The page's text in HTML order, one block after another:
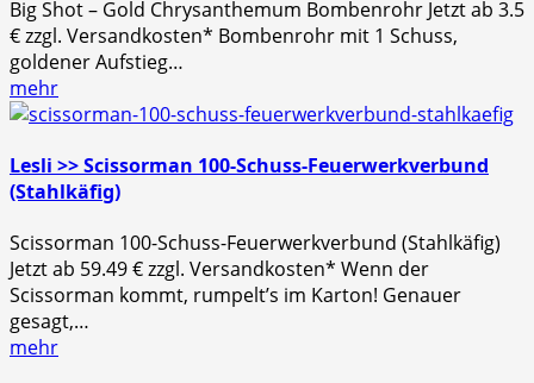
Big Shot – Gold Chrysanthemum Bombenrohr Jetzt ab 3.5
€ zzgl. Versandkosten* Bombenrohr mit 1 Schuss,
goldener Aufstieg…
mehr
Lesli >> Scissorman 100-Schuss-Feuerwerkverbund
(Stahlkäfig)
Scissorman 100-Schuss-Feuerwerkverbund (Stahlkäfig)
Jetzt ab 59.49 € zzgl. Versandkosten* Wenn der
Scissorman kommt, rumpelt’s im Karton! Genauer
gesagt,…
mehr